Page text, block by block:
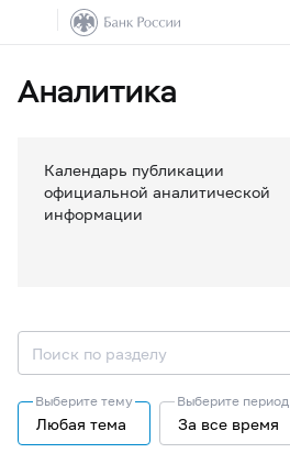
Аналитика
Календарь публикации
официальной аналитической
информации
Выберите тему
Любая тема
Выберите период
За все время